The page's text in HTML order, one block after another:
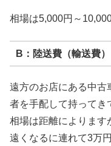
相場は5,000円～10,000
B：陸送費（輸送費）
遠方のお店にある中古
者を手配して持ってき
相場は距離によります
遠くなるに連れて3万